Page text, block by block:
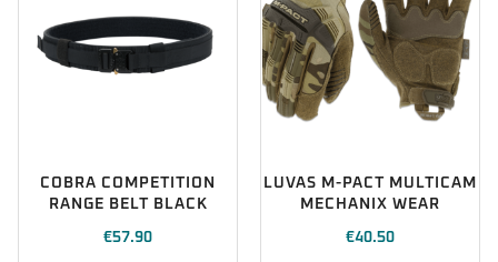
COBRA COMPETITION
RANGE BELT BLACK
€57.90
LUVAS M-PACT MULTICAM
MECHANIX WEAR
€40.50